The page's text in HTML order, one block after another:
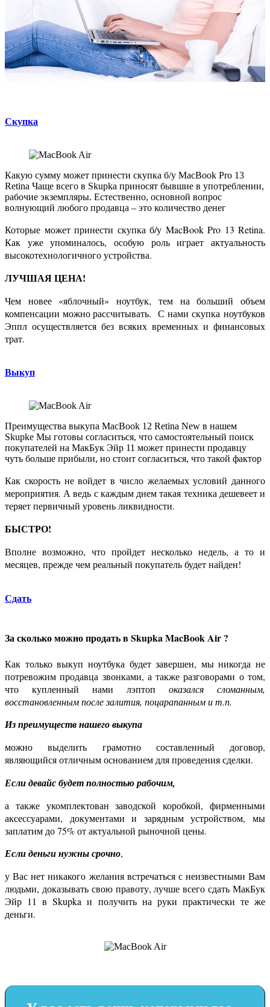
Скупка
Какую сумму может принести скупка б/у MacBook Pro 13
Retina Чаще всего в Skupka приносят бывшие в употреблении,
рабочие экземпляры. Естественно, основной вопрос
волнующий любого продавца – это количество денег
Которые может принести скупка б/у MacBook Pro 13 Retina.
Как уже упоминалось, особую роль играет актуальность
высокотехнологичного устройства.
ЛУЧШАЯ ЦЕНА!
Чем новее «яблочный» ноутбук, тем на больший объем
компенсации можно рассчитывать. С нами скупка ноутбуков
Эппл осуществляется без всяких временных и финансовых
трат.
Выкуп
Преимущества выкупа MacBook 12 Retina New в нашем
Skupke Мы готовы согласиться, что самостоятельный поиск
покупателей на МакБук Эйр 11 может принести продавцу
чуть больше прибыли, но стоит согласиться, что такой фактор
Как скорость не войдет в число желаемых условий данного
мероприятия. А ведь с каждым днем такая техника дешевеет и
теряет первичный уровень ликвидности.
БЫСТРО!
Вполне возможно, что пройдет несколько недель, а то и
месяцев, прежде чем реальный покупатель будет найден!
Сдать
За сколько можно продать в Skupka MacBook Air ?
Как только выкуп ноутбука будет завершен, мы никогда не
потревожим продавца звонками, а также разговорами о том,
что купленный нами лэптоп оказался сломанным,
восстановленным после залития, поцарапанным и т.п.
Из преимуществ нашего выкупа
можно выделить грамотно составленный договор,
являющийся отличным основанием для проведения сделки.
Если девайс будет полностью рабочим,
а также укомплектован заводской коробкой, фирменными
аксессуарами, документами и зарядным устройством, мы
заплатим до 75% от актуальной рыночной цены.
Если деньги нужны срочно,
у Вас нет никакого желания встречаться с неизвестными Вам
людьми, доказывать свою правоту, лучше всего сдать МакБук
Эйр 11 в Skupka и получить на руки практически те же
деньги.